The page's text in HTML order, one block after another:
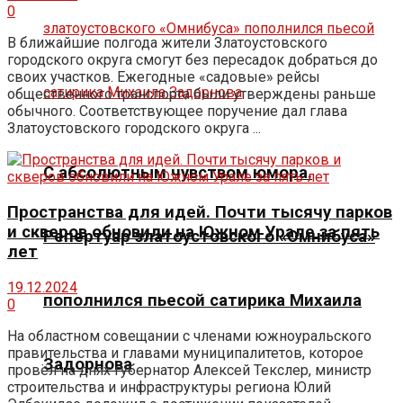
С абсолютным чувством юмора.
Репертуар златоустовского «Омнибуса»
пополнился пьесой сатирика Михаила
Задорнова
0
В ближайшие полгода жители Златоустовского
городского округа смогут без пересадок добраться до
своих участков. Ежегодные «садовые» рейсы
общественного транспорта были утверждены раньше
обычного. Соответствующее поручение дал глава
Златоустовского городского округа ...
Пространства для идей. Почти тысячу парков
и скверов обновили на Южном Урале за пять
лет
19.12.2024
0
На областном совещании с членами южноуральского
правительства и главами муниципалитетов, которое
провёл на днях губернатор Алексей Текслер, министр
строительства и инфраструктуры региона Юлий